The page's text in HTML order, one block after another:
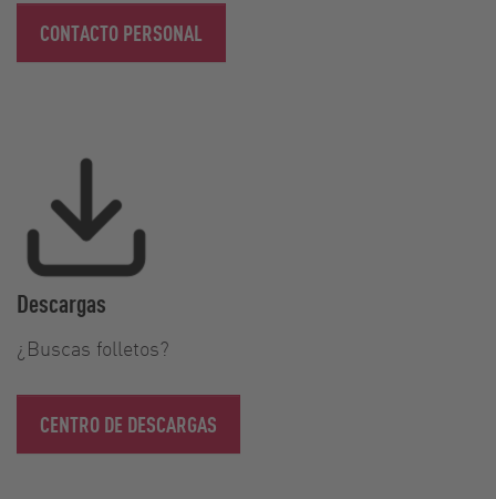
CONTACTO PERSONAL
Descargas
¿Buscas folletos?
CENTRO DE DESCARGAS